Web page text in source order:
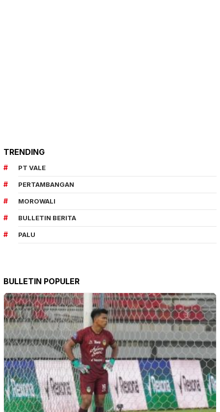
TRENDING
PT VALE
PERTAMBANGAN
MOROWALI
BULLETIN BERITA
PALU
BULLETIN POPULER